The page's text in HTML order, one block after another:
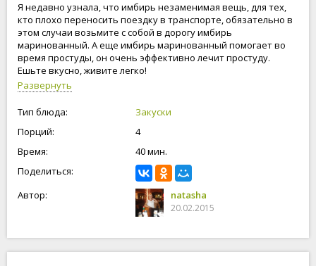
Я недавно узнала, что имбирь незаменимая вещь, для тех,
кто плохо переносить поездку в транспорте, обязательно в
этом случаи возьмите с собой в дорогу имбирь
маринованный. А еще имбирь маринованный помогает во
время простуды, он очень эффективно лечит простуду.
Ешьте вкусно, живите легко!
Развернуть
Тип блюда:
Закуски
Порций:
4
Время:
40 мин.
Поделиться:
Автор:
natasha
20.02.2015